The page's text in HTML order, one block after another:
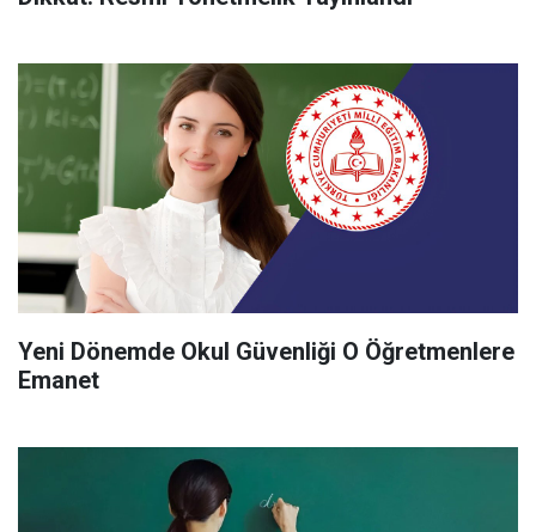
Yeni Dönemde Okul Güvenliği O Öğretmenlere
Emanet